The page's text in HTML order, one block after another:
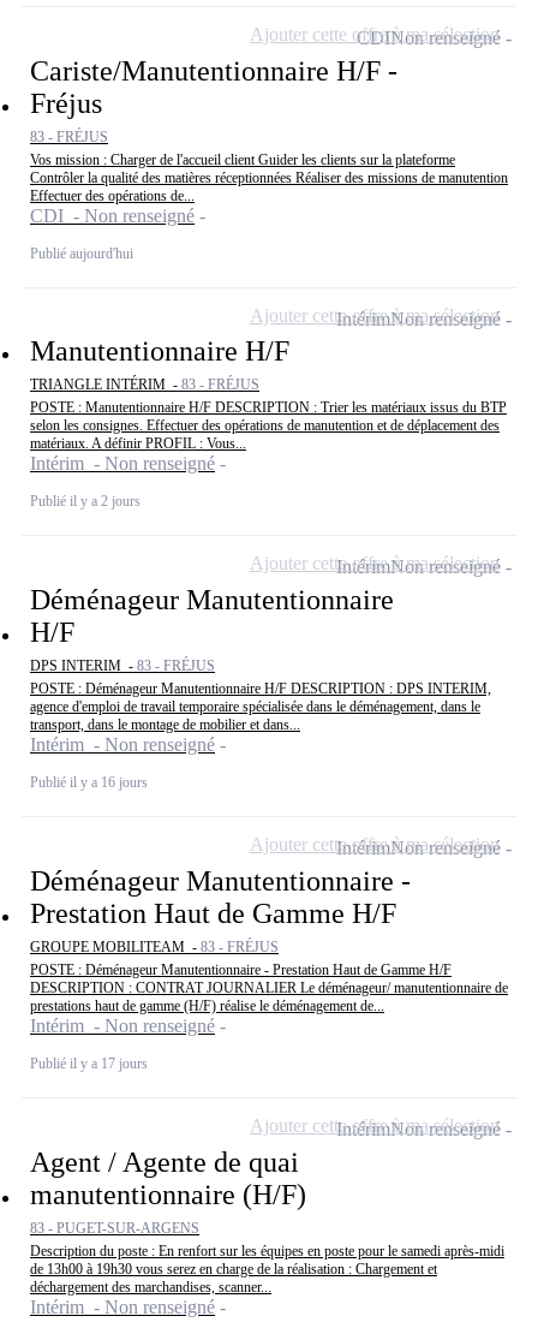
Cariste/Manutentionnaire H/F -
Fréjus
83 - FRÉJUS
Vos mission : Charger de l'accueil client Guider les clients sur la plateforme
Contrôler la qualité des matières réceptionnées Réaliser des missions de manutention
Effectuer des opérations de...
CDI - Non renseigné
Publié aujourd'hui
CDINon renseigné
Ajouter cette offre à ma sélection
Manutentionnaire H/F
TRIANGLE INTÉRIM - 83 - FRÉJUS
POSTE : Manutentionnaire H/F DESCRIPTION : Trier les matériaux issus du BTP
selon les consignes. Effectuer des opérations de manutention et de déplacement des
matériaux. A définir PROFIL : Vous...
Intérim - Non renseigné
Publié il y a 2 jours
IntérimNon renseigné
Ajouter cette offre à ma sélection
Déménageur Manutentionnaire
H/F
DPS INTERIM - 83 - FRÉJUS
POSTE : Déménageur Manutentionnaire H/F DESCRIPTION : DPS INTERIM,
agence d'emploi de travail temporaire spécialisée dans le déménagement, dans le
transport, dans le montage de mobilier et dans...
Intérim - Non renseigné
Publié il y a 16 jours
IntérimNon renseigné
Ajouter cette offre à ma sélection
Déménageur Manutentionnaire -
Prestation Haut de Gamme H/F
GROUPE MOBILITEAM - 83 - FRÉJUS
POSTE : Déménageur Manutentionnaire - Prestation Haut de Gamme H/F
DESCRIPTION : CONTRAT JOURNALIER Le déménageur/ manutentionnaire de
prestations haut de gamme (H/F) réalise le déménagement de...
Intérim - Non renseigné
Publié il y a 17 jours
IntérimNon renseigné
Ajouter cette offre à ma sélection
Agent / Agente de quai
manutentionnaire (H/F)
83 - PUGET-SUR-ARGENS
Description du poste : En renfort sur les équipes en poste pour le samedi après-midi
de 13h00 à 19h30 vous serez en charge de la réalisation : Chargement et
déchargement des marchandises, scanner...
Intérim - Non renseigné
IntérimNon renseigné
Ajouter cette offre à ma sélection